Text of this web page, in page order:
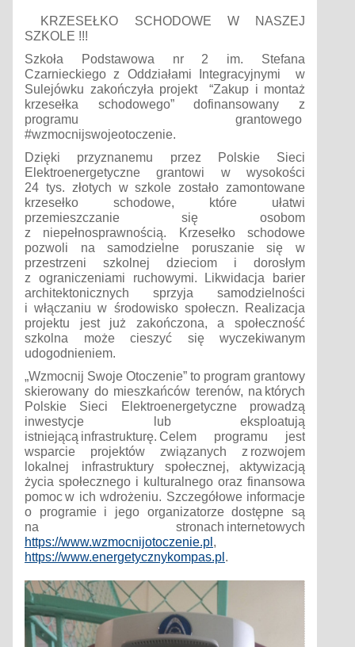
KRZESEŁKO SCHODOWE W NASZEJ
SZKOLE !!!
Szkoła Podstawowa nr 2 im. Stefana
Czarnieckiego z Oddziałami Integracyjnymi w
Sulejówku zakończyła projekt “Zakup i montaż
krzesełka schodowego”dofinansowany
z
programu grantowego
#wzmocnijswojeotoczenie.
Dzięki przyznanemu przez Polskie Sieci
Elektroenergetyczne grantowi w wysokości
24 tys. złotych w szkole zostało zamontowane
krzesełko schodowe, które ułatwi
przemieszczanie się osobom
z niepełnosprawnością. Krzesełko schodowe
pozwoli na samodzielne poruszanie się w
przestrzeni szkolnej dzieciom i dorosłym
z ograniczeniami ruchowymi. Likwidacja barier
architektonicznych sprzyja samodzielności
i włączaniu w środowisko społeczn. Realizacja
projektu jest już zakończona, a społeczność
szkolna może cieszyć się wyczekiwanym
udogodnieniem.
„Wzmocnij Swoje Otoczenie” to program grantowy
skierowany do mieszkańców terenów, na których
Polskie Sieci Elektroenergetyczne prowadzą
inwestycje lub eksploatują
istniejącą infrastrukturę. Celem programu jest
wsparcie projektów związanych z rozwojem
lokalnej infrastruktury społecznej, aktywizacją
życia społecznego i kulturalnego oraz finansowa
pomoc w ich wdrożeniu. Szczegółowe informacje
o programie i jego organizatorze dostępne są
na stronach internetowych
https://www.wzmocnijotoczenie.pl ,
https://www.energetycznykompas.pl .